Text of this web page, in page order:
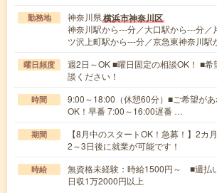
勤務地 神奈川県横浜市神奈川区
神奈川駅から---分／大口駅から---分／
ツ沢上町駅から---分／京急東神奈川駅
曜日頻度
週2日～OK ■曜日固定の相談OK！ ■希
談ください！
時間
9:00～18:00（休憩60分）■ご希望が
OK！早番 7:00～16:00遅番 …
期間
【8月中のスタートOK！急募！】2
2～3日後に就業が可能です！
時給
無資格未経験：時給1500円～ ■週
日収1万2000円以上